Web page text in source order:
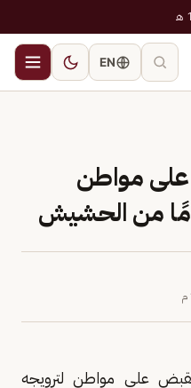
EN
مواطن
على مواطن لترويجه